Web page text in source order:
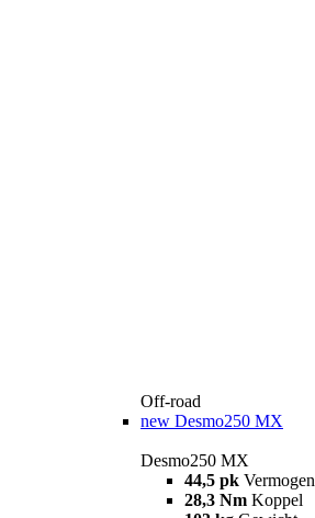
Off-road
new Desmo250 MX
Desmo250 MX
44,5 pk Vermogen
28,3 Nm Koppel